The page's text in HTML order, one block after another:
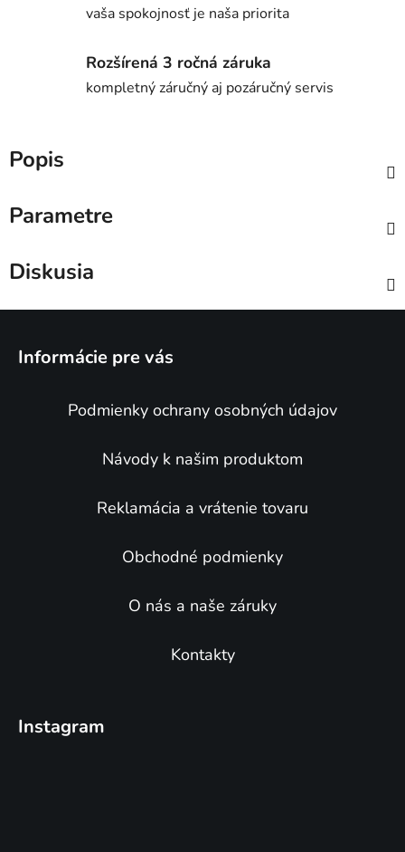
vaša spokojnosť je naša priorita
Rozšírená 3 ročná záruka
kompletný záručný aj pozáručný servis
Popis
Parametre
Diskusia
Informácie pre vás
Podmienky ochrany osobných údajov
Návody k našim produktom
Reklamácia a vrátenie tovaru
Obchodné podmienky
O nás a naše záruky
Kontakty
Instagram